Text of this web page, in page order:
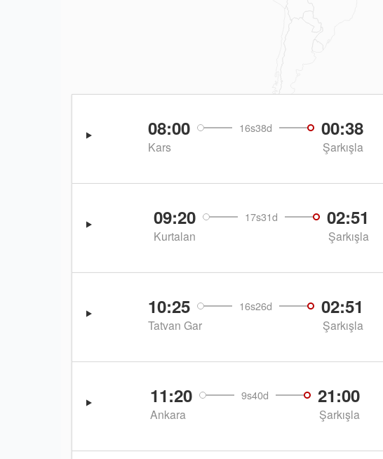
08:00 16s38d 00:38
Kars Şarkışla
09:20 17s31d 02:51
Kurtalan Şarkışla
10:25 16s26d 02:51
Tatvan Gar Şarkışla
11:20 9s40d 21:00
Ankara Şarkışla